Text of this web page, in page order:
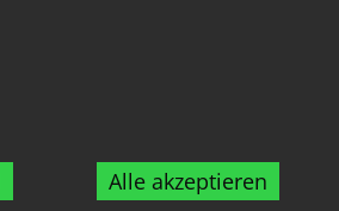
Alle akzeptieren